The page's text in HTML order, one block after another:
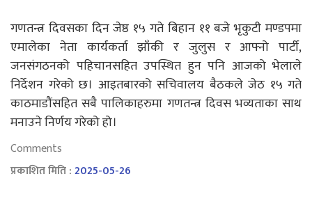
गणतन्त्र दिवसका दिन जेष्ठ १५ गते बिहान ११ बजे भृकुटी मण्डपमा
एमालेका नेता कार्यकर्ता झाँकी र जुलुस र आफ्नो पार्टी,
जनसंगठनको पहिचानसहित उपस्थित हुन पनि आजको भेलाले
निर्देशन गरेको छ। आइतबारको सचिवालय बैठकले जेठ १५ गते
काठमाडौंसहित सबै पालिकाहरुमा गणतन्त्र दिवस भव्यताका साथ
मनाउने निर्णय गरेको हो।
Comments
प्रकाशित मिति :2025-05-26